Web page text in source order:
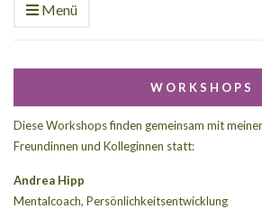
Menü
WORKSHOPS
Diese Workshops finden gemeinsam mit
Freundinnen und Kolleginnen statt:
Andrea Hipp
Mentalcoach, Persönlichkeitsentwicklung